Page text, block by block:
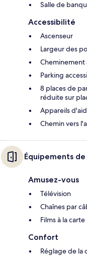
Salle de
Accessibilité
Ascenseur
Largeur des
Cheminement
Parking
8 places de
réduite sur
Appareils
Chemin vers
Équipements
Amusez-vous
Télévision
Chaînes par
Films à la carte
Confort
Réglage de la